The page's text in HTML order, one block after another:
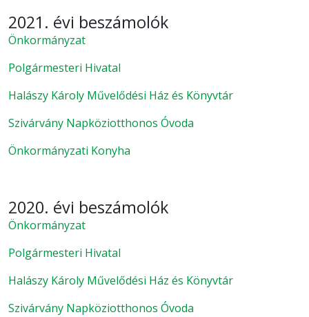
2021. évi beszámolók
Önkormányzat
Polgármesteri Hivatal
Halászy Károly Művelődési Ház és Könyvtár
Szivárvány Napköziotthonos Óvoda
Önkormányzati Konyha
2020. évi beszámolók
Önkormányzat
Polgármesteri Hivatal
Halászy Károly Művelődési Ház és Könyvtár
Szivárvány Napköziotthonos Óvoda